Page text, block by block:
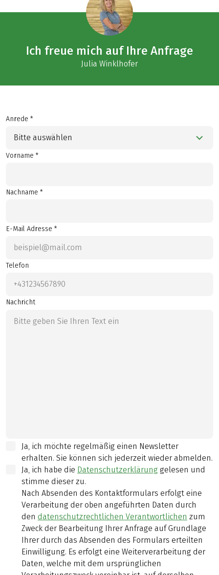
Ich freue mich auf Ihre Anfrage
Julia Winklhofer
Anrede *
Bitte auswählen
Vorname *
Nachname *
E-Mail Adresse *
Telefon
Nachricht
Ja, ich möchte regelmäßig einen Newsletter
erhalten. Sie können sich jederzeit wieder abmelden.
Ja, ich habe die Datenschutzerklärung gelesen und
stimme dieser zu.
Nach Absenden des Kontaktformulars erfolgt eine
Verarbeitung der oben angeführten Daten durch
den datenschutzrechtlichen Verantwortlichen zum
Zweck der Bearbeitung Ihrer Anfrage auf Grundlage
Ihrer durch das Absenden des Formulars erteilten
Einwilligung. Es erfolgt eine Weiterverarbeitung der
Daten, welche mit dem ursprünglichen